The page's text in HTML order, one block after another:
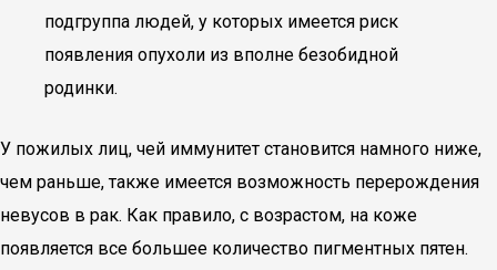
подгруппа людей, у которых имеется риск
появления опухоли из вполне безобидной
родинки.
У пожилых лиц, чей иммунитет становится намного ниже,
чем раньше, также имеется возможность перерождения
невусов в рак. Как правило, с возрастом, на коже
появляется все большее количество пигментных пятен.